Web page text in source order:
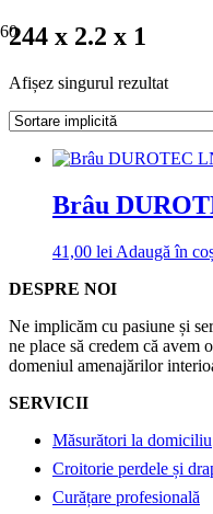
244 x 2.2 x 1
Afișez singurul rezultat
Brâu
41,00 lei Adaugă în
DESPRE NOI
Ne implicăm cu pasiune și
ne place să credem că avem
domeniul amenajărilor
SERVICII
Măsurători la domiciliu
Croitorie perdele și
Curățare profesională